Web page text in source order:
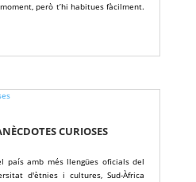
però t’hi habitues fàcilment.
CURIOSES
país amb més llengües oficials del
d'ètnies i cultures, Sud-Àfrica